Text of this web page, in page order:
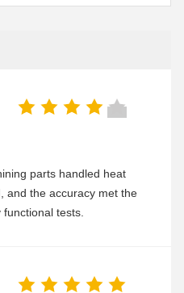
parts handled heat
and the accuracy met the
tests.